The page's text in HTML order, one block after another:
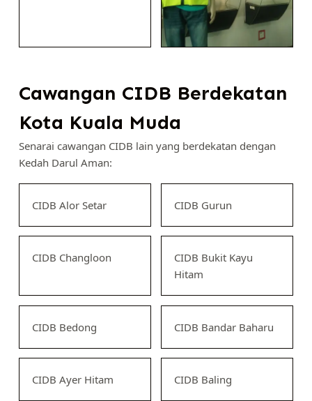
Cawangan CIDB Berdekatan
Kota Kuala Muda
Senarai cawangan CIDB lain yang berdekatan dengan
Kedah Darul Aman:
CIDB Alor Setar CIDB Gurun
CIDB Changloon
CIDB Bukit Kayu
Hitam
CIDB Bedong CIDB Bandar Baharu
CIDB Ayer Hitam CIDB Baling